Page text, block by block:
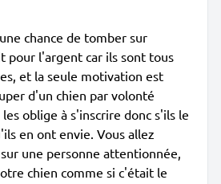
chance de tomber sur
pour l'argent car ils sont tous
et la seule motivation est
d'un chien par volonté
oblige à s'inscrire donc s'ils le
en ont envie. Vous allez
une personne attentionnée,
chien comme si c'était le